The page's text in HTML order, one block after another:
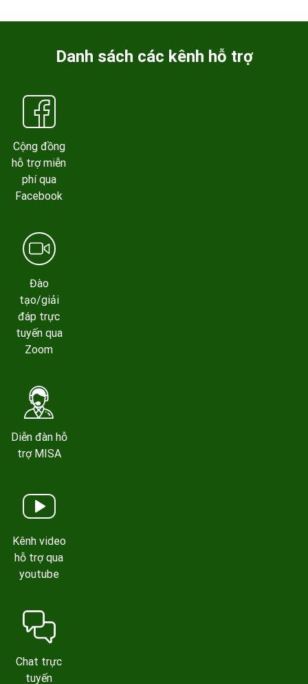
Danh sách các kênh hỗ trợ
Cộng đồng
hỗ trợ miễn
phí qua
Facebook
Đào
tạo/giải
đáp trực
tuyến qua
Zoom
Diễn đàn hỗ
trợ MISA
Kênh video
hỗ trợ qua
youtube
Chat trực
tuyến